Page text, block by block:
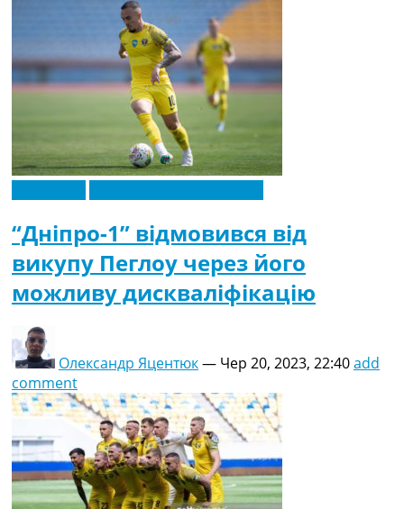
“Дніпро-1” відмовився від
викупу Пеглоу через його
можливу дискваліфікацію
Олександр Яцентюк— Чер 20, 2023, 22:40add
comment